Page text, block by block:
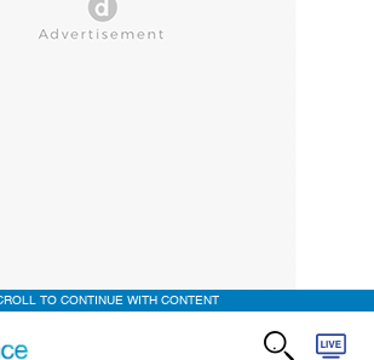
TO CONTINUE WITH CONTENT